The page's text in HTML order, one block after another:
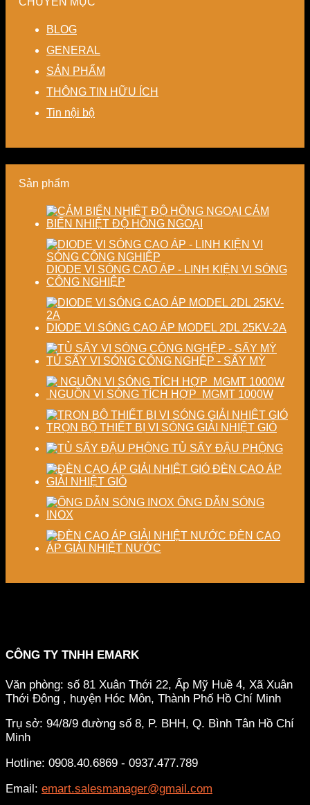
cho
nhà
máy
nâng
thành
chi
phí
sản
năng
chất
lượng
phẩm
kín
thất
thoát
nhiệt
–
Giải
pháp
tiết
kiệm
lượng
định
lượng
sấy
nghiệp
BLOG
GENERAL
SẢN PHẨM
THÔNG TIN HỮU ÍCH
Tin nội bộ
Sản phẩm
CẢM
BIẾN NHIỆT ĐỘ HỒNG NGOẠI
DIODE VI SÓNG CAO ÁP - LINH KIỆN VI SÓNG
CÔNG NGHIỆP
DIODE VI SÓNG CAO ÁP MODEL 2DL 25KV-2A
TỦ SẤY VI SÓNG CÔNG NGHỆP - SẤY MỲ
NGUỒN VI SÓNG TÍCH HỢP MGMT 1000W
TRỌN BỘ THIẾT BỊ VI SÓNG GIẢI NHIỆT GIÓ
TỦ SẤY ĐẬU PHỘNG
ĐÈN CAO ÁP
GIẢI NHIỆT GIÓ
ỐNG DẪN SÓNG
INOX
ĐÈN CAO
ÁP GIẢI NHIỆT NƯỚC
CÔNG TY TNHH EMARK
Văn phòng: số 81 Xuân Thới 22, Ấp Mỹ Huề 4, Xã Xuân
Thới Đông , huyện Hóc Môn, Thành Phố Hồ Chí Minh
Trụ sở: 94/8/9 đường số 8, P. BHH, Q. Bình Tân Hồ Chí
Minh
Hotline: 0908.40.6869 - 0937.477.789
Email: emart.salesmanager@gmail.com